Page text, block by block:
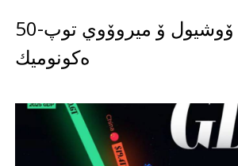
كازاحستان ۆوشيول ۆ ميروۆوي توپ-50
ەكونوميك